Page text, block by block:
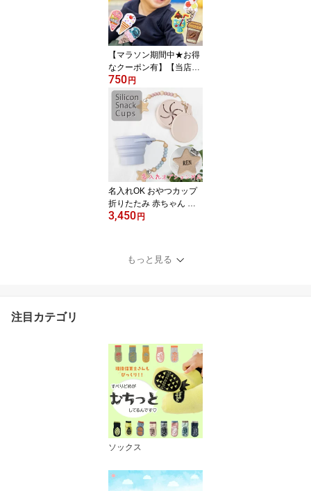
しゃれ クリップ付き お
もちゃホルダー ベビーグ
ッズ ベビー用品 送料無
料
【マラソン期間中★お得
なクーポン有】【当店オ
リジナル3個セット】 ヘ
アクリップ 男の子 女の
子 ベビー キッズ ヘアピ
ン 赤ちゃん ヘアアクセ
サリー 髪飾り アイスセ
ット ドリンクセット か
わいい オシャレ 個性的
プチプラ 男子にも
750円
名入れOK おやつカップ
折りたたみ 赤ちゃん お
やつケース ベビー お菓
お菓子 おやつ 持ち運び
保存容器 お菓子カップ
3,450円
もっと見る
注目カテゴリ
ソックス